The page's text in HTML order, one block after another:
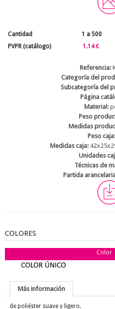
Cantidad 1 a 500
PVPR (catálogo)
1.14 €
Referencia:
Categoría del
Subcategoría del
Página
Material:
Peso
Medidas
Peso caja:
Medidas caja:
Unidades
Técnicas de
Partida
COLORES
Color
Más información
de poliéster suave y ligero.